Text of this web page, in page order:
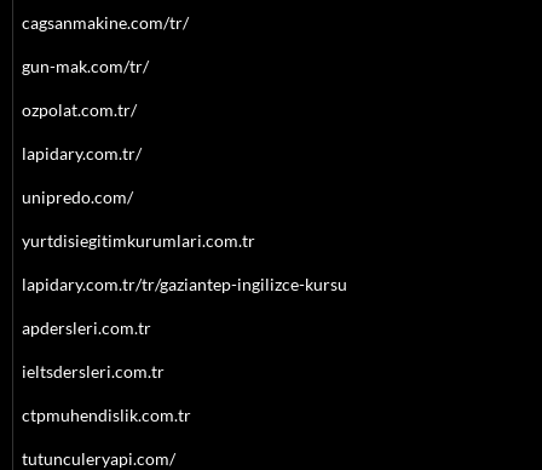
cagsanmakine.com/tr/
gun-mak.com/tr/
ozpolat.com.tr/
lapidary.com.tr/
unipredo.com/
yurtdisiegitimkurumlari.com.tr
lapidary.com.tr/tr/gaziantep-ingilizce-kursu
apdersleri.com.tr
ieltsdersleri.com.tr
ctpmuhendislik.com.tr
tutunculeryapi.com/